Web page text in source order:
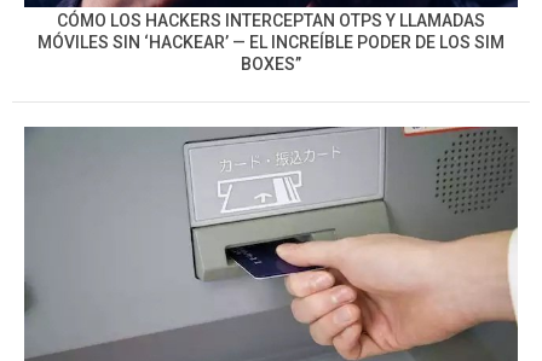
CÓMO LOS HACKERS INTERCEPTAN OTPS Y LLAMADAS
MÓVILES SIN ‘HACKEAR’ — EL INCREÍBLE PODER DE LOS SIM
BOXES”